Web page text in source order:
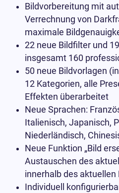
Bildvorbereitung mit
Verrechnung von
maximale
22 neue Bildfilter und
insgesamt 160
50 neue Bildvorlagen
12 Kategorien, alle
Effekten überarbeitet
Neue Sprachen:
Italienisch, Japanisch,
Niederländisch,
Neue Funktion „Bild
Austauschen des
innerhalb des aktuellen
Individuell